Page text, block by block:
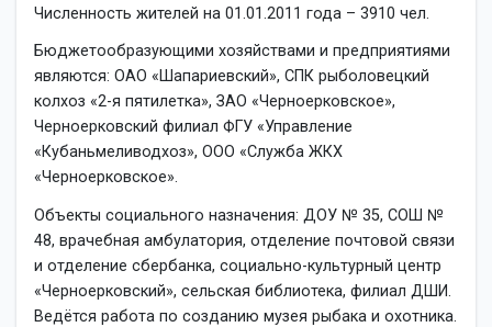
Численность жителей на 01.01.2011 года – 3910 чел.
Бюджетообразующими хозяйствами и предприятиями
являются: ОАО «Шапариевский», СПК рыболовецкий
колхоз «2-я пятилетка», ЗАО «Черноерковское»,
Черноерковский филиал ФГУ «Управление
«Кубаньмеливодхоз», ООО «Служба ЖКХ
«Черноерковское».
Объекты социального назначения: ДОУ № 35, СОШ №
48, врачебная амбулатория, отделение почтовой связи
и отделение сбербанка, социально-культурный центр
«Черноерковский», сельская библиотека, филиал ДШИ.
Ведётся работа по созданию музея рыбака и охотника.